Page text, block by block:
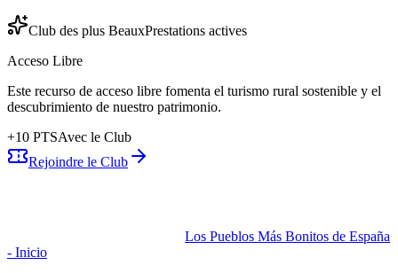
Club des plus BeauxPrestations actives
Acceso Libre
Este recurso de acceso libre fomenta el turismo rural sostenible y el
descubrimiento de nuestro patrimonio.
+10 PTSAvec le Club
Rejoindre le Club
Los Pueblos Más Bonitos de España
- Inicio